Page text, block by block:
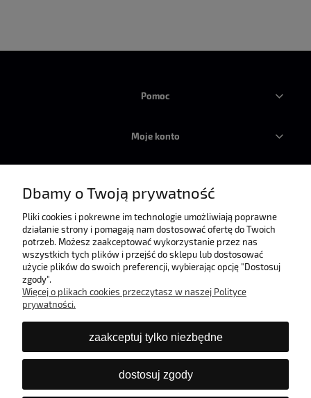
Pomoc
Moje konto
Informacje
O nas
Dbamy o Twoją prywatność
Pliki cookies i pokrewne im technologie umożliwiają poprawne
działanie strony i pomagają nam dostosować ofertę do Twoich
potrzeb. Możesz zaakceptować wykorzystanie przez nas
wszystkich tych plików i przejść do sklepu lub dostosować
użycie plików do swoich preferencji, wybierając opcję "Dostosuj
zgody".
Więcej o plikach cookies przeczytasz w naszej Polityce
prywatności.
zaakceptuj tylko niezbędne
dostosuj zgody